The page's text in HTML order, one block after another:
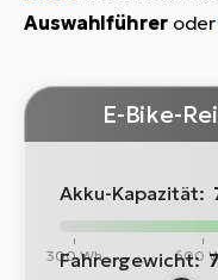
Auswahlführeroder
E-Bike-
Akku-Kapazität:
300 Wh 600
Fahrergewicht: